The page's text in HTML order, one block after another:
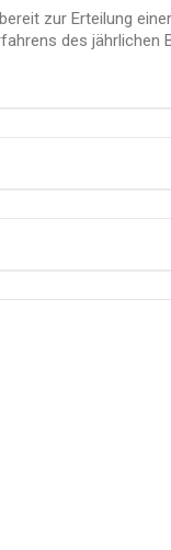
zur Erteilung
des jährlichen